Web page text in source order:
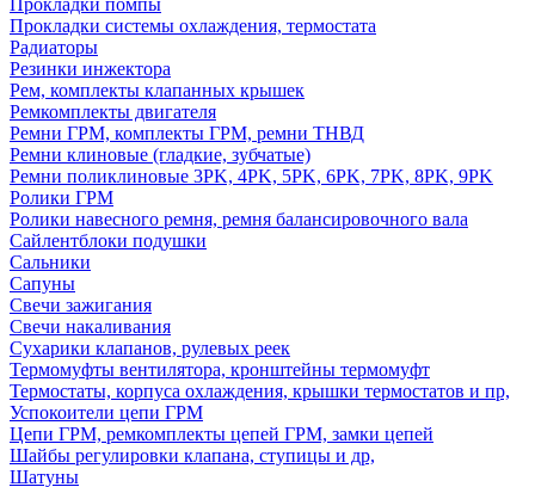
Прокладки помпы
Прокладки системы охлаждения, термостата
Радиаторы
Резинки инжектора
Рем, комплекты клапанных крышек
Ремкомплекты двигателя
Ремни ГРМ, комплекты ГРМ, ремни ТНВД
Ремни клиновые (гладкие, зубчатые)
Ремни поликлиновые 3PK, 4PK, 5PK, 6PK, 7PK, 8PK, 9PK
Ролики ГРМ
Ролики навесного ремня, ремня балансировочного вала
Сайлентблоки подушки
Сальники
Сапуны
Свечи зажигания
Свечи накаливания
Сухарики клапанов, рулевых реек
Термомуфты вентилятора, кронштейны термомуфт
Термостаты, корпуса охлаждения, крышки термостатов и пр,
Успокоители цепи ГРМ
Цепи ГРМ, ремкомплекты цепей ГРМ, замки цепей
Шайбы регулировки клапана, ступицы и др,
Шатуны